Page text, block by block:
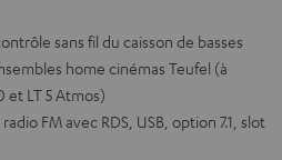
sans fil du caisson de basses
home cinémas Teufel (à
et LT 5 Atmos)
FM avec RDS, USB, option 7.1, slot